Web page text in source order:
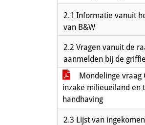
2.1 Informatie vanuit
van B&W
2.2 Vragen vanuit de
aanmelden bij de
Mondelinge vraag
inzake milieueiland en
handhaving
2.3 Lijst van